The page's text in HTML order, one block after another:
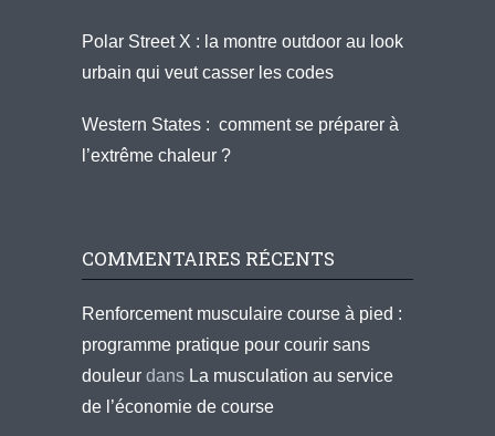
Polar Street X : la montre outdoor au look
urbain qui veut casser les codes
Western States : comment se préparer à
l’extrême chaleur ?
COMMENTAIRES RÉCENTS
Renforcement musculaire course à pied :
programme pratique pour courir sans
douleur dans La musculation au service
de l’économie de course